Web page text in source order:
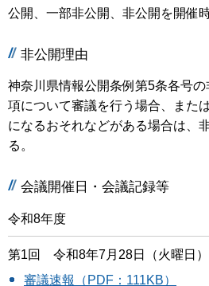
公開、一部非公開、非公開を開催
非公開理由
神奈川県情報公開条例第5条各号
項について審議を行う場合、また
になるおそれなどがある場合は、
る。
会議開催日・会議記録等
令和8年度
第1回 令和8年7月28日（火曜日）
審議速報（PDF：111KB）